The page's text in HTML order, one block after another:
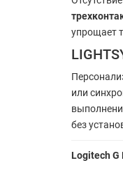
упрощает
или
без
Logitech G